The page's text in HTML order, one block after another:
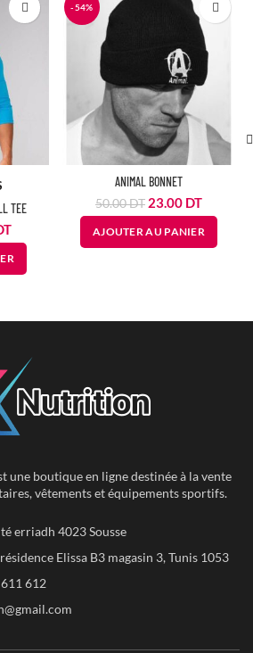
TEE
Le
prix
actuel
est :
-54%
ANIMAL BONNET
50.00DT Le
prix
initial
était :
23.00 DTLe
prix
actuel
est :
AJOUTER AU PANIER
une boutique en ligne destinée à la vente
vêtements et équipements sportifs.
erriadh 4023 Sousse
Elissa B3 magasin 3, Tunis 1053
612